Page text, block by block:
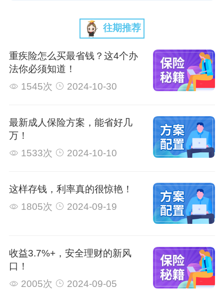
往期推荐
重疾险怎么买最省钱？这4个办
法你必须知道！
1545次
2024-10-30
最新成人保险方案，能省好几
万！
1533次
2024-10-10
这样存钱，利率真的很惊艳！
1805次
2024-09-19
收益3.7%+，安全理财的新风
口！
2005次
2024-09-05